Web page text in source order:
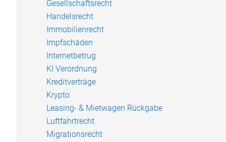
Gesellschaftsrecht
Handelsrecht
Immobilienrecht
Impfschäden
Internetbetrug
KI Verordnung
Kreditverträge
Krypto
Leasing- & Mietwagen Rückgabe
Luftfahrtrecht
Migrationsrecht